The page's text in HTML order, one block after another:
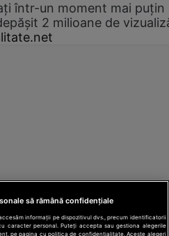
într-un moment mai puțin
2 milioane de
să rămână confidențiale
informații pe dispozitivul dvs., precum identificatorii
caracter personal. Puteți accepta sau gestiona alegerile
pe pagina cu politica de confidențialitate. Aceste alegeri